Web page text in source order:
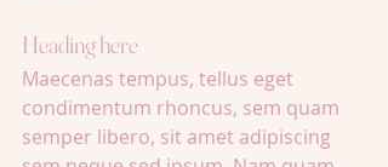
Heading here
Maecenas tempus, tellus eget
condimentum rhoncus, sem quam
semper libero, sit amet adipiscing